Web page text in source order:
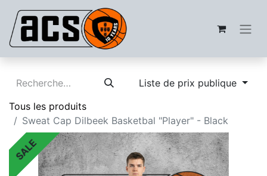
Liste de prix publique
Tous les produits
Sweat Cap Dilbeek Basketbal "Player" - Black
SALE